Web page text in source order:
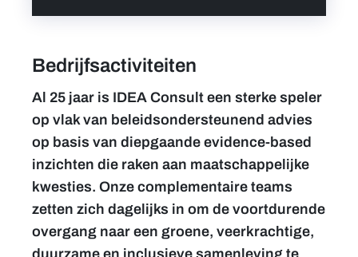
Bedrijfsactiviteiten
Al 25 jaar is IDEA Consult een sterke speler
op vlak van beleidsondersteunend advies
op basis van diepgaande evidence-based
inzichten die raken aan maatschappelijke
kwesties. Onze complementaire teams
zetten zich dagelijks in om de voortdurende
overgang naar een groene, veerkrachtige,
duurzame en inclusieve samenleving te